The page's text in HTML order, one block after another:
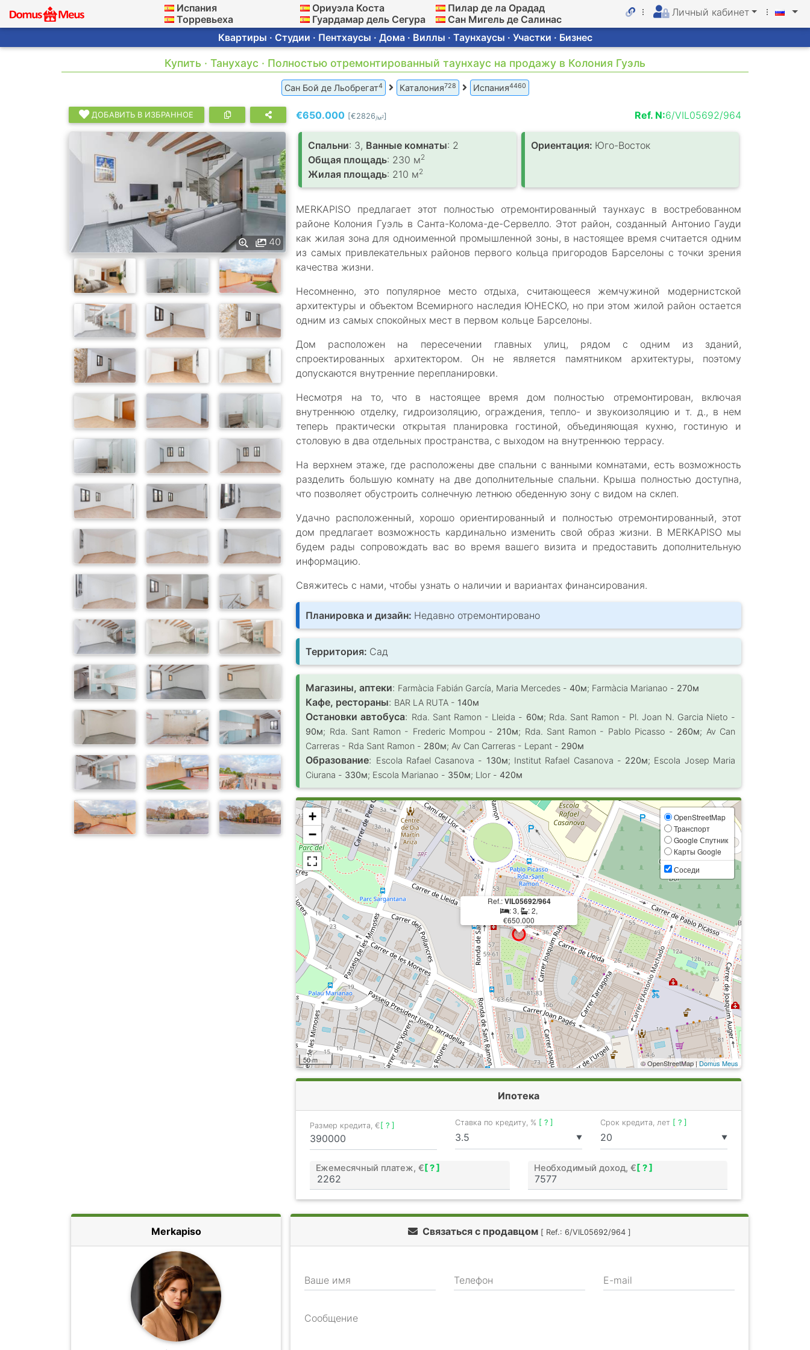
Испания
Торревьеха
Ориуэла Коста
Гуардамар дель Сегура
Пилар де ла Орадад
Сан Мигель де Салинас
Личный кабинет
Квартиры · Студии · Пентхаусы · Дома · Виллы · Таунхаусы · Участки · Бизнес
Купить · Танухаус · Полностью отремонтированный таунхаус на продажу в Колония Гуэль
Сан Бой де Льобрегат4 Каталония728 Испания4460
ДОБАВИТЬ В ИЗБРАННОЕ
40
€650.000 [€2826/м2] Ref. N:6/VIL05692/964
Спальни: 3, Ванные комнаты: 2
Общая площадь: 230 м2
Жилая площадь: 210 м2
Ориентация: Юго-Восток
MERKAPISO предлагает этот полностью отремонтированный таунхаус в востребованном
районе Колония Гуэль в Санта-Колома-де-Сервелло. Этот район, созданный Антонио Гауди
как жилая зона для одноименной промышленной зоны, в настоящее время считается одним
из самых привлекательных районов первого кольца пригородов Барселоны с точки зрения
качества жизни.
Несомненно, это популярное место отдыха, считающееся жемчужиной модернистской
архитектуры и объектом Всемирного наследия ЮНЕСКО, но при этом жилой район остается
одним из самых спокойных мест в первом кольце Барселоны.
Дом расположен на пересечении главных улиц, рядом с одним из зданий,
спроектированных архитектором. Он не является памятником архитектуры, поэтому
допускаются внутренние перепланировки.
Несмотря на то, что в настоящее время дом полностью отремонтирован, включая
внутреннюю отделку, гидроизоляцию, ограждения, тепло- и звукоизоляцию и т. д., в нем
теперь практически открытая планировка гостиной, объединяющая кухню, гостиную и
столовую в два отдельных пространства, с выходом на внутреннюю террасу.
На верхнем этаже, где расположены две спальни с ванными комнатами, есть возможность
разделить большую комнату на две дополнительные спальни. Крыша полностью доступна,
что позволяет обустроить солнечную летнюю обеденную зону с видом на склеп.
Удачно расположенный, хорошо ориентированный и полностью отремонтированный, этот
дом предлагает возможность кардинально изменить свой образ жизни. В MERKAPISO мы
будем рады сопровождать вас во время вашего визита и предоставить дополнительную
информацию.
Свяжитесь с нами, чтобы узнать о наличии и вариантах финансирования.
Планировка и дизайн: Недавно отремонтировано
Территория: Сад
Магазины, аптеки: Farmàcia Fabián García, Maria Mercedes -40м; Farmàcia Marianao - 270м
Кафе, рестораны: BAR LA RUTA - 140м
Остановки автобуса: Rda. Sant Ramon - Lleida - 60м; Rda. Sant Ramon - Pl. Joan N. Garcia Nieto -
90м; Rda. Sant Ramon - Frederic Mompou - 210м; Rda. Sant Ramon - Pablo Picasso - 260м; Av Can
Carreras - Rda Sant Ramon - 280м; Av Can Carreras - Lepant - 290м
Образование: Escola Rafael Casanova - 130м; Institut Rafael Casanova - 220м; Escola Josep Maria
Ciurana - 330м; Escola Marianao - 350м; Llor -420м
Ref.:VIL05692/964
: 3,
: 2,
€650.000
+
−
OpenStreetMap
Транспорт
Google Спутник
Карты Google
Соседи
50 m © OpenStreetMap |Domus Meus
Ипотека
Размер кредита, €[ ? ]
▼
Ставка по кредиту, % [ ? ]
▼
Срок кредита, лет [ ? ]
Ежемесячный платеж, € [ ? ] Необходимый доход, € [ ? ]
Merkapiso Связаться с продавцом [ Ref.: 6/VIL05692/964 ]
Ваше имя Телефон E-mail
Сообщение